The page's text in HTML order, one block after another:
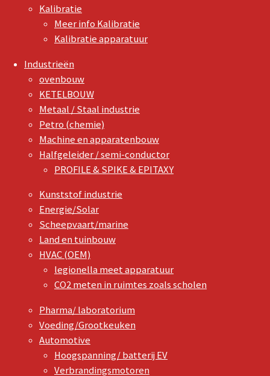
Kalibratie
Meer info Kalibratie
Kalibratie apparatuur
Industrieën
ovenbouw
KETELBOUW
Metaal / Staal industrie
Petro (chemie)
Machine en apparatenbouw
Halfgeleider / semi-conductor
PROFILE & SPIKE & EPITAXY
Kunststof industrie
Energie/Solar
Scheepvaart/marine
Land en tuinbouw
HVAC (OEM)
legionella meet apparatuur
CO2 meten in ruimtes zoals scholen
Pharma/ laboratorium
Voeding/Grootkeuken
Automotive
Hoogspanning/ batterij EV
Verbrandingsmotoren